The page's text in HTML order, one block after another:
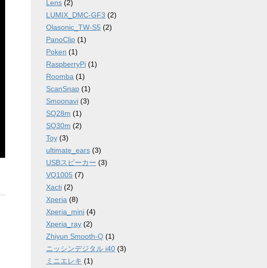
Lens (2)
LUMIX_DMC-GF3 (2)
Olasonic_TW-S5 (2)
PanoClip (1)
Poken (1)
RaspberryPi (1)
Roomba (1)
ScanSnap (1)
Smoonavi (3)
SQ28m (1)
SQ30m (2)
Toy (3)
ultimate_ears (3)
USBスピーカー (3)
VQ1005 (7)
Xacti (2)
Xperia (8)
Xperia_mini (4)
Xperia_ray (2)
Zhiyun Smooth-Q (1)
ニッシンデジタル i40 (3)
ミニエレキ (1)